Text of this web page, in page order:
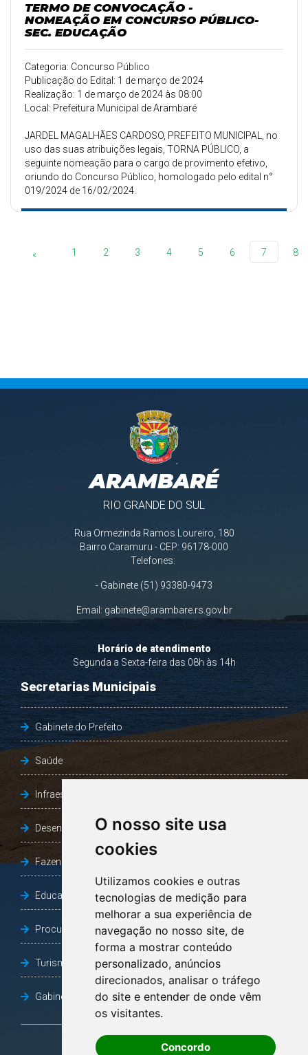
O nosso site usa
cookies
Utilizamos cookies e outras
tecnologias de medição para
melhorar a sua experiência de
navegação no nosso site, de
forma a mostrar conteúdo
personalizado, anúncios
direcionados, analisar o tráfego
do site e entender de onde vêm
os visitantes.
Concordo
TERMO DE CONVOCAÇÃO -
NOMEAÇÃO EM CONCURSO PÚBLICO-
SEC. EDUCAÇÃO
Categoria: Concurso Público
Publicação do Edital: 1 de março de 2024
Realização: 1 de março de 2024 às 08:00
Local: Prefeitura Municipal de Arambaré
JARDEL MAGALHÃES CARDOSO, PREFEITO MUNICIPAL, no
uso das suas atribuições legais, TORNA PÚBLICO, a
seguinte nomeação para o cargo de provimento efetivo,
oriundo do Concurso Público, homologado pelo edital n°
019/2024 de 16/02/2024.
« 1 2 3 4 5 6 7 8
ARAMBARÉ
RIO GRANDE DO SUL
Rua Ormezinda Ramos Loureiro, 180
Bairro Caramuru - CEP: 96178-000
Telefones:
- Gabinete (51) 93380-9473
Email: gabinete@arambare.rs.gov.br
Horário de atendimento
Segunda a Sexta-feira das 08h às 14h
Secretarias Municipais
Gabinete do Prefeito
Saúde
Infraestrutura, Agricultura e Meio Ambiente
Desenvolvimento Social
Fazenda e Desenvolvimento Econômico
Educação
Procuradoria Geral do Município
Turismo, Desporto e Cultura
Gabinete Vice-Prefeito
OUVIDORIA